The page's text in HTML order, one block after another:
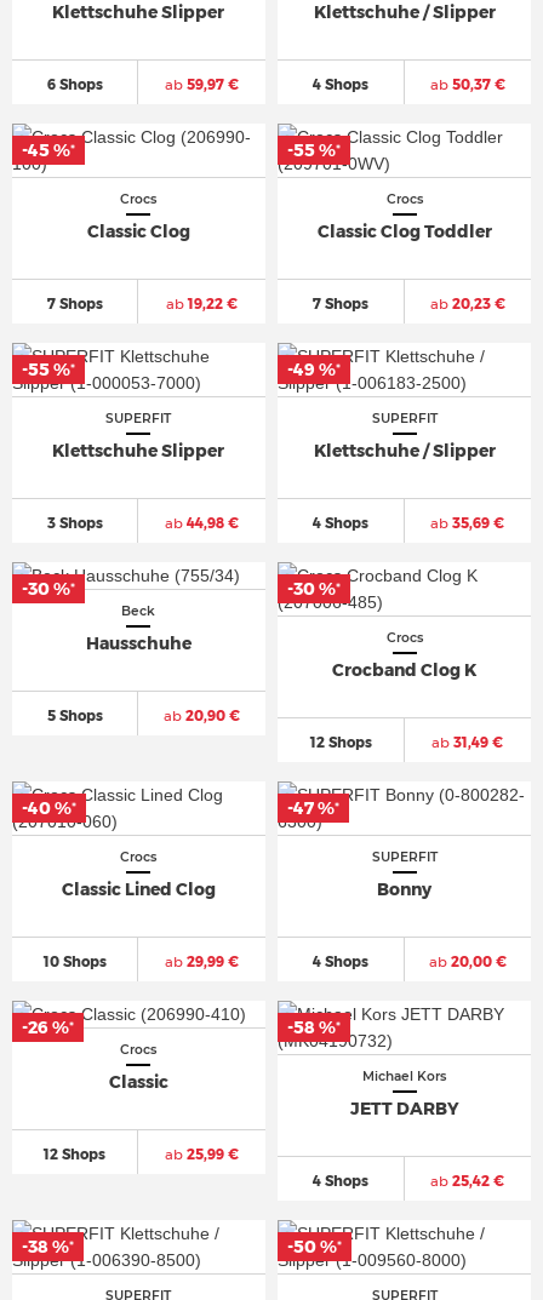
Klettschuhe Slipper
6 Shops ab59,97 €
Klettschuhe / Slipper
4 Shops ab50,37 €
Crocs
Classic Clog
7 Shops ab19,22 €
-45 %*
Crocs
Classic Clog Toddler
7 Shops ab20,23 €
-55 %*
SUPERFIT
Klettschuhe Slipper
3 Shops ab44,98 €
-55 %*
SUPERFIT
Klettschuhe / Slipper
4 Shops ab 35,69 €
-49 %*
Beck
Hausschuhe
5 Shops ab20,90 €
-30 %*
Crocs
Crocband Clog K
12 Shops ab 31,49 €
-30 %*
Crocs
Classic Lined Clog
10 Shops ab29,99 €
-40 %*
SUPERFIT
Bonny
4 Shops ab20,00 €
-47 %*
Crocs
Classic
12 Shops ab25,99 €
-26 %*
Michael Kors
JETT DARBY
4 Shops ab 25,42 €
-58 %*
SUPERFIT
-38 %*
SUPERFIT
-50 %*